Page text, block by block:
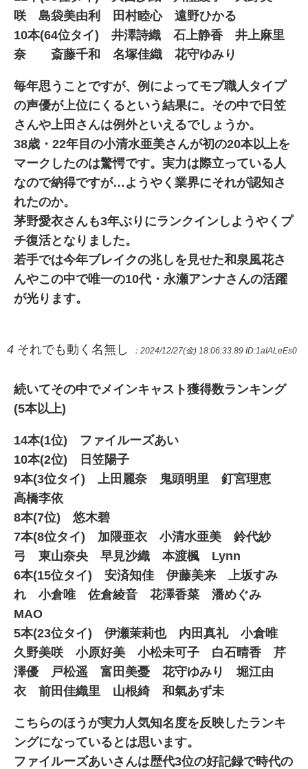
咲 島袋美由利 田村睦心 遠野ひかる
10本(64位タイ) 井澤詩織 石上静香 井上麻里
奈 斎藤千和 名塚佳織 花守ゆみり
毎年思うことですが、例によってモブ職人タイプ
の声優が上位にくるという結果に。その中で日笠
さんや上田さんは例外といえるでしょうか。
38歳・22年目の小清水亜美さんが初の20本以上を
マークしたのは驚愕です。実力は際立っている人
なので納得ですが…ようやく業界にそれが認知さ
れたのか。
茅野愛衣さんも3年ぶりにランクインしようやくプ
チ復活となりました。
若手では今年ブレイクの兆しを見せた和泉風花さ
んやこの中で唯一の10代・永瀬アンナさんの活躍
が光ります。
4 それでも動く名無し ：2024/12/27(金) 18:06:33.89 ID:1aIALeEs0
続いてその中でメインキャスト獲得数ランキング
(5本以上)
14本(1位) ファイルーズあい
10本(2位) 日笠陽子
9本(3位タイ) 上田麗奈 鬼頭明里 釘宮理恵
高橋李依
8本(7位) 悠木碧
7本(8位タイ) 加隈亜衣 小清水亜美 鈴代紗
弓 東山奈央 早見沙織 本渡楓 Lynn
6本(15位タイ) 安済知佳 伊藤美来 上坂すみ
れ 小倉唯 佐倉綾音 花澤香菜 潘めぐみ
MAO
5本(23位タイ) 伊瀬茉莉也 内田真礼 小倉唯
久野美咲 小原好美 小松未可子 白石晴香 芹
澤優 戸松遥 富田美憂 花守ゆみり 堀江由
衣 前田佳織里 山根綺 和氣あず未
こちらのほうが実力人気知名度を反映したランキ
ングになっているとは思います。
ファイルーズあいさんは歴代3位の好記録で時代の